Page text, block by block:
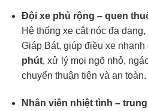
Đội xe phủ rộng – quen
Hệ thống xe cắt nóc đa
Giáp Bát, giúp điều xe nhanh
phút, xử lý mọi ngõ nhỏ,
chuyển thuận tiện và an toàn.
Nhân viên nhiệt tình –